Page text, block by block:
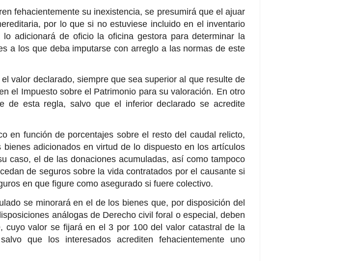
fehacientemente su inexistencia, se presumirá que el ajuar
por lo que si no estuviese incluido en el inventario
adicionará de oficio la oficina gestora para determinar la
a los que deba imputarse con arreglo a las normas de este
valor declarado, siempre que sea superior al que resulte de
el Impuesto sobre el Patrimonio para su valoración. En otro
de esta regla, salvo que el inferior declarado se acredite
en función de porcentajes sobre el resto del caudal relicto,
adicionados en virtud de lo dispuesto en los artículos
caso, el de las donaciones acumuladas, así como tampoco
de seguros sobre la vida contratados por el causante si
en que figure como asegurado si fuere colectivo.
se minorará en el de los bienes que, por disposición del
análogas de Derecho civil foral o especial, deben
cuyo valor se fijará en el 3 por 100 del valor catastral de la
que los interesados acrediten fehacientemente uno